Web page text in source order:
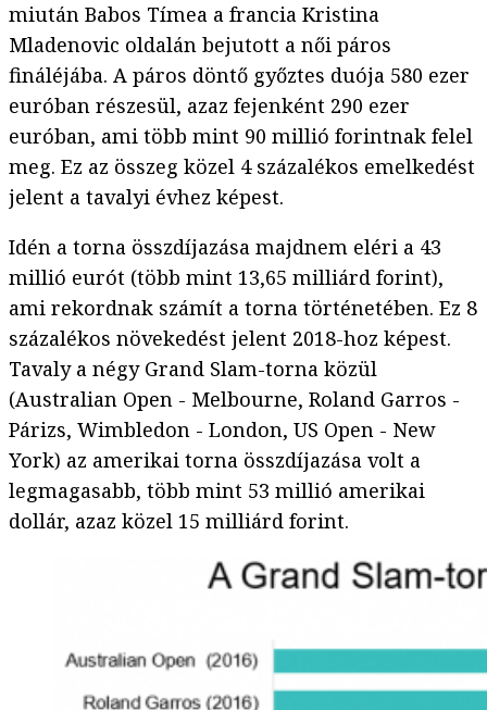
miután Babos Tímea a francia Kristina
Mladenovic oldalán bejutott a női páros
fináléjába. A páros döntő győztes duója 580 ezer
euróban részesül, azaz fejenként 290 ezer
euróban, ami több mint 90 millió forintnak felel
meg. Ez az összeg közel 4 százalékos emelkedést
jelent a tavalyi évhez képest.
Idén a torna összdíjazása majdnem eléri a 43
millió eurót (több mint 13,65 milliárd forint),
ami rekordnak számít a torna történetében. Ez 8
százalékos növekedést jelent 2018-hoz képest.
Tavaly a négy Grand Slam-torna közül
(Australian Open - Melbourne, Roland Garros -
Párizs, Wimbledon - London, US Open - New
York) az amerikai torna összdíjazása volt a
legmagasabb, több mint 53 millió amerikai
dollár, azaz közel 15 milliárd forint.